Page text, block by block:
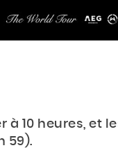
à 10 heures, et
59).